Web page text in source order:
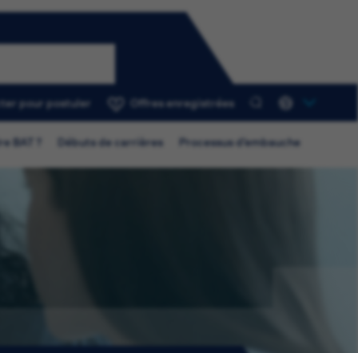
pour postuler Offres enregistrées
BAT ? Débuts de carrières Processus d’embauche